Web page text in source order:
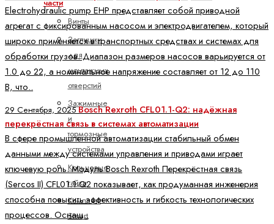
части
Винты
Заглушки
для
монтажных
отверстий
Зажимные
и
тормозные
устройства
Кольцевые
гайки
Комплект
Smart
Electrohydraulic pump EHP представляет собой приводной
агрегат с фиксированным насосом и электродвигателем, который
широко применяется в транспортных средствах и системах для
обработки грузов. Диапазон размеров насосов варьируется от
1.0 до 22, а номинальное напряжение составляет от 12 до 110
В, что..
29 Сентября, 2025Bosch Rexroth CFL01.1-Q2: надёжная
перекрёстная связь в системах автоматизации
В сфере промышленной автоматизации стабильный обмен
данными между системами управления и приводами играет
ключевую роль. Модуль Bosch Rexroth Перекрёстная связь
(Sercos II) CFL01.1-Q2 показывает, как продуманная инженерия
способна повысить эффективность и гибкость технологических
процессов. Оснащ..